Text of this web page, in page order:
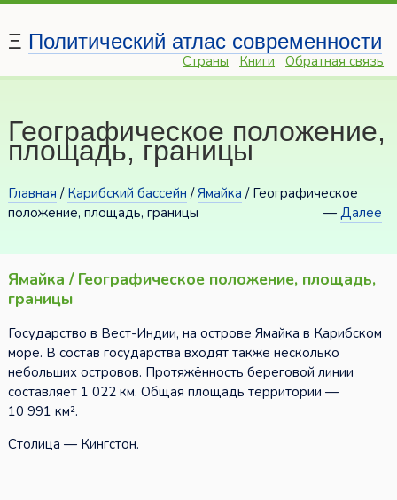
Ξ Политический атлас современности
Страны Книги Обратная связь
Географическое положение,
площадь, границы
Главная / Карибский бассейн /Ямайка / Географическое
положение, площадь, границы
—Далее
Ямайка / Географическое положение, площадь,
границы
Государство в Вест-Индии, на острове Ямайка в Карибском
море. В состав государства входят также несколько
небольших островов. Протяжённость береговой линии
составляет 1 022 км. Общая площадь территории —
10 991 км².
Столица — Кингстон.